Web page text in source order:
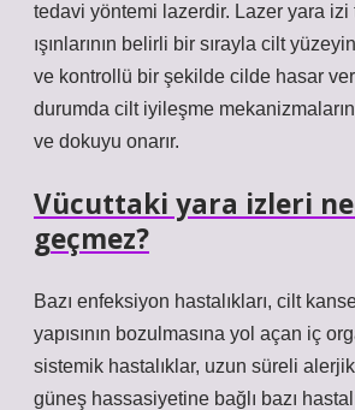
tedavi yöntemi lazerdir. Lazer yara
ışınlarının belirli bir sırayla cilt
ve kontrollü bir şekilde cilde hasar
durumda cilt iyileşme
ve dokuyu onarır.
Vücuttaki yara izleri
geçmez?
Bazı enfeksiyon hastalıkları, cilt
yapısının bozulmasına yol açan iç
sistemik hastalıklar, uzun süreli
güneş hassasiyetine bağlı bazı